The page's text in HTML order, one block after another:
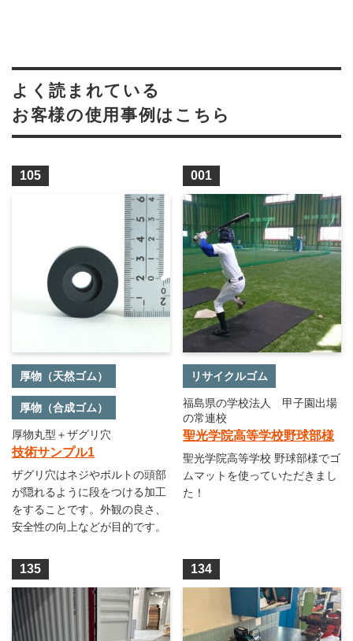
よく読まれている
お客様の使用事例はこちら
105
厚物（天然ゴム）
厚物（合成ゴム）
厚物丸型＋ザグリ穴
技術サンプル1
ザグリ穴はネジやボルトの頭部
が隠れるように段をつける加工
をすることです。外観の良さ、
安全性の向上などが目的です。
001
リサイクルゴム
福島県の学校法人 甲子園出場
の常連校
聖光学院高等学校野球部様
聖光学院高等学校 野球部様でゴ
ムマットを使っていただきまし
た！
135 134